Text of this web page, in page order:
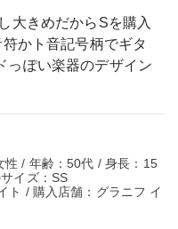
大きめだからSを購入
かト音記号柄でギタ
っぽい楽器のデザイン
性 / 年齢：50代 / 身長：15
イズ：SS
ト / 購入店舗：グラニフ イ